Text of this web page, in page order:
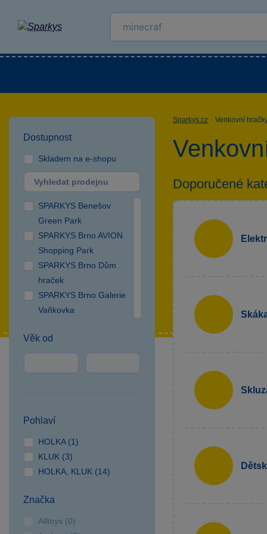
Dostupnost
Skladem na e-shopu
SPARKYS Benešov
Green Park
SPARKYS Brno AVION
Shopping Park
SPARKYS Brno Dům
hraček
SPARKYS Brno Galerie
Vaňkovka
Campus Square
Budějovice NC Géčko
SPEKTRUM
SPARKYS Cheb
SPARKYS Hradec
SPARKYS Jihlava
CITYPARK
Věk od
Pohlaví
HOLKA (1)
KLUK (3)
HOLKA, KLUK (14)
Značka
Alltoys (0)
Sparkys.cz · Venkovní
Doporučené